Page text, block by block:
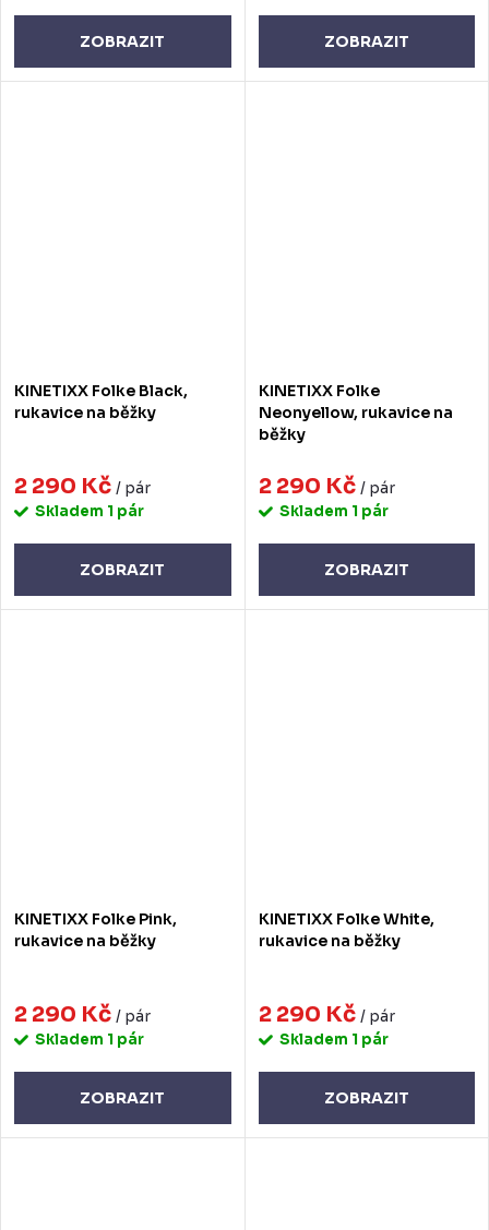
ZOBRAZIT ZOBRAZIT
KINETIXX Folke Black,
rukavice na běžky
2 290 Kč / pár
Skladem 1 pár
ZOBRAZIT
KINETIXX Folke
Neonyellow, rukavice na
běžky
2 290 Kč / pár
Skladem 1 pár
ZOBRAZIT
KINETIXX Folke Pink,
rukavice na běžky
2 290 Kč / pár
Skladem 1 pár
ZOBRAZIT
KINETIXX Folke White,
rukavice na běžky
2 290 Kč / pár
Skladem 1 pár
ZOBRAZIT